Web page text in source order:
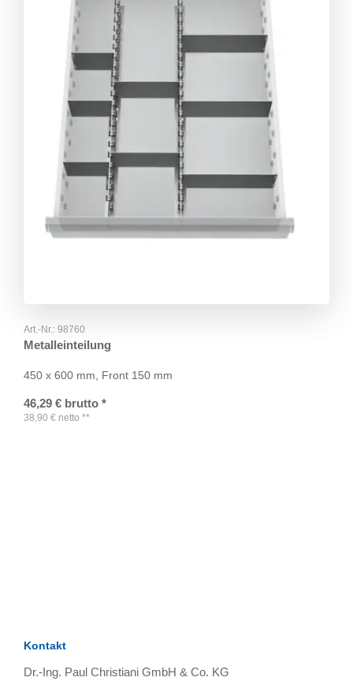
Art.-Nr.: 98760
Metalleinteilung
450 x 600 mm, Front 150 mm
46,29 € brutto *
38,90 € netto **
Kontakt
Dr.-Ing. Paul Christiani GmbH & Co. KG